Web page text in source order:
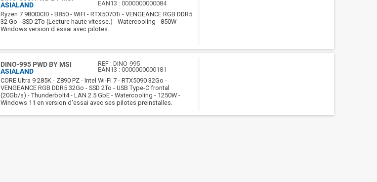
ASIALAND
EAN13 :0000000000084
Ryzen 7 9800X3D - B850 - WIFI - RTX5070Ti - VENGEANCE RGB DDR5
32 Go - SSD 2To (Lecture haute vitesse.) - Watercooling - 850W -
Windows version d essai avec pilotes.
DINO-995 PWD BY MSI
ASIALAND
REF :DINO-995
EAN13 :0000000000181
CORE Ultra 9 285K - Z890 PZ - Intel Wi-Fi 7 - RTX5090 32Go -
VENGEANCE RGB DDR5 32Go - SSD 2To - USB Type-C frontal
(20Gb/s) - Thunderbolt4 - LAN 2.5 GbE - Watercooling - 1250W -
Windows 11 en version d'essai avec ses pilotes preinstalles.